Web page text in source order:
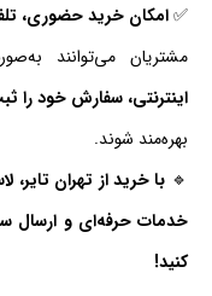
✅امکان خرید حضوری،
مشتریان می‌توانند
اینترنتی، سفارش خود را
بهره‌مند شوند.
🔹 با خرید از تهران تایر،
خدمات حرفه‌ای و ارسال
کنید!